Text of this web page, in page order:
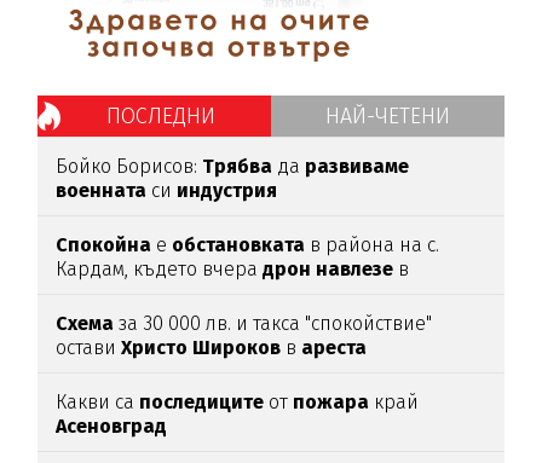
ПОСЛЕДНИ НАЙ-ЧЕТЕНИ
Бойко Борисов: Трябва да развиваме
военната си индустрия
Спокойна е обстановката в района на с.
Кардам, където вчерадрон навлезе в
Схема за 30 000 лв. и такса "спокойствие"
оставиХристо Широков в ареста
Какви са последиците от пожара край
Асеновград